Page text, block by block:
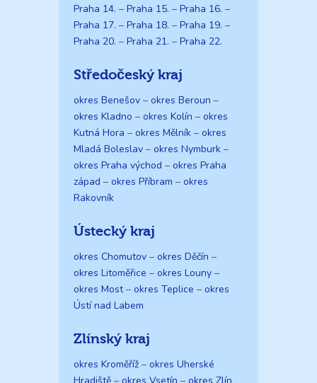
Praha 14. – Praha 15. – Praha 16. –
Praha 17. – Praha 18. – Praha 19. –
Praha 20. – Praha 21. – Praha 22.
Středočeský kraj
okres Benešov – okres Beroun –
okres Kladno – okres Kolín – okres
Kutná Hora – okres Mělník – okres
Mladá Boleslav – okres Nymburk –
okres Praha východ – okres Praha
západ – okres Příbram – okres
Rakovník
Ústecký kraj
okres Chomutov – okres Děčín –
okres Litoměřice – okres Louny –
okres Most– okres Teplice – okres
Ústí nad Labem
Zlínský kraj
okres Kroměříž – okres Uherské